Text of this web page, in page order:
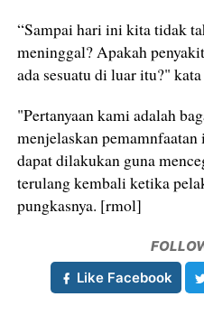
“Sampai hari ini kita tidak
meninggal? Apakah
ada sesuatu di luar itu?"
"Pertanyaan kami adalah
menjelaskan
dapat dilakukan guna
terulang kembali ketika
pungkasnya. [rmol]
Like Facebook